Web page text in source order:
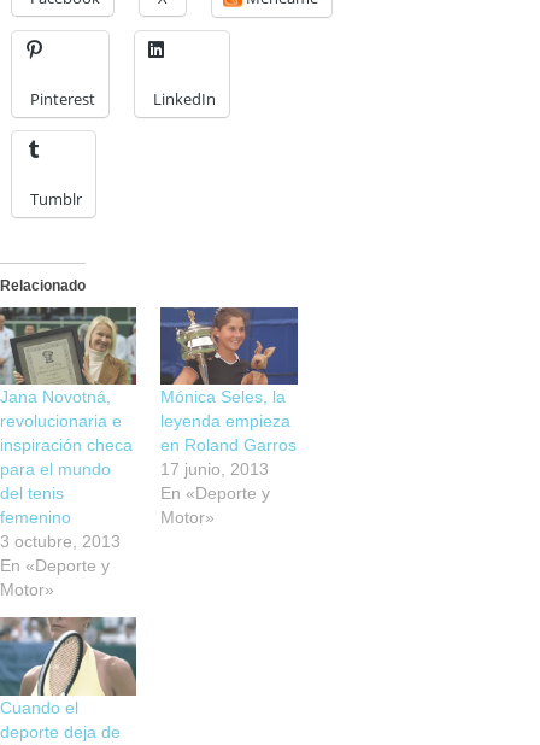
Pinterest LinkedIn
Tumblr
Relacionado
Jana Novotná,
revolucionaria e
inspiración checa
para el mundo
del tenis
femenino
3 octubre, 2013
En «Deporte y
Motor»
Mónica Seles, la
leyenda empieza
en Roland Garros
17 junio, 2013
En «Deporte y
Motor»
Cuando el
deporte deja de